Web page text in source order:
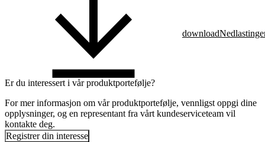
download
Er du interessert i vår produktportefølje?
For mer informasjon om vår produktportefølje, vennligst oppgi dine
opplysninger, og en representant fra vårt kundeserviceteam vil
kontakte deg.
Registrer din interesse